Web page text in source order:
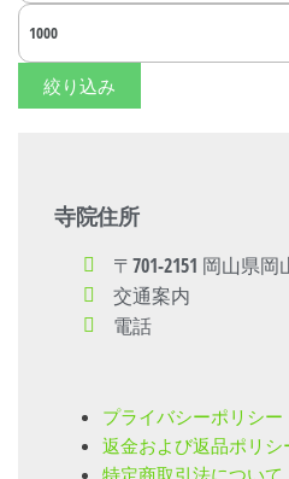
絞り込み
寺院住所
〒701-2151 岡山県
交通案内
電話
プライバシーポリシー
返金および返品ポリシ
特定商取引法について